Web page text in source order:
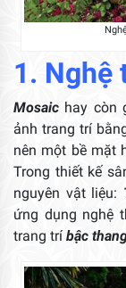
1. Nghệ
Mosaic hay còn
ảnh trang trí
nên một bề mặt
Trong thiết kế
nguyên vật liệu:
ứng dụng nghệ
trang trí bậc